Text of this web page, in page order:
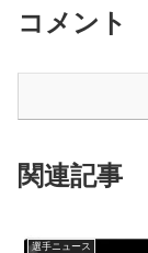
コメント
関連記事
選手ニュース